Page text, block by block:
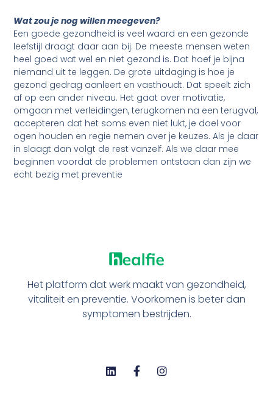
Wat zou je nog willen meegeven?
Een goede gezondheid is veel waard en een gezonde
leefstijl draagt daar aan bij. De meeste mensen weten
heel goed wat wel en niet gezond is. Dat hoef je bijna
niemand uit te leggen. De grote uitdaging is hoe je
gezond gedrag aanleert en vasthoudt. Dat speelt zich
af op een ander niveau. Het gaat over motivatie,
omgaan met verleidingen, terugkomen na een terugval,
accepteren dat het soms even niet lukt, je doel voor
ogen houden en regie nemen over je keuzes. Als je daar
in slaagt dan volgt de rest vanzelf. Als we daar mee
beginnen voordat de problemen ontstaan dan zijn we
echt bezig met preventie
Het platform dat werk maakt van gezondheid,
vitaliteit en preventie. Voorkomen is beter dan
symptomen bestrijden.
i
n
a
c
n
s